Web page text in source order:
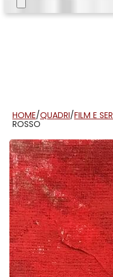
HOME/QUADRI/FILM E
ROSSO